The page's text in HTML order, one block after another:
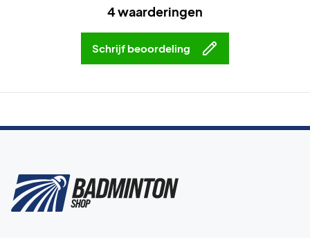
4 waarderingen
Schrijf beoordeling